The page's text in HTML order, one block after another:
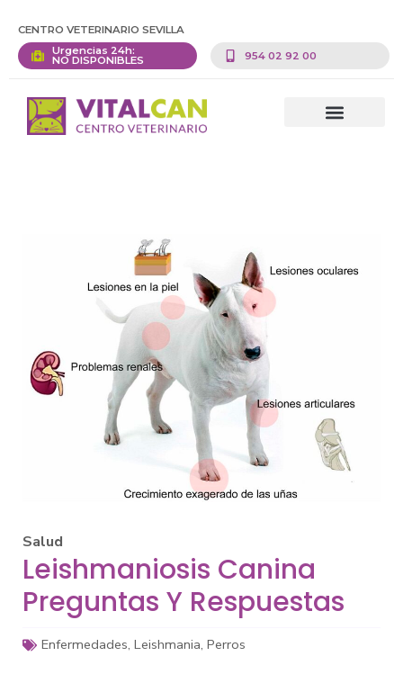
CENTRO VETERINARIO SEVILLA
Urgencias 24h:
NO DISPONIBLES 954 02 92 00
Salud
Leishmaniosis Canina
Preguntas Y Respuestas
Enfermedades, Leishmania, Perros